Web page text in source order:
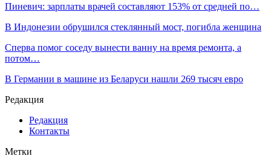
Пиневич: зарплаты врачей составляют 153% от средней по…
В Индонезии обрушился стеклянный мост, погибла женщина
Сперва помог соседу вынести ванну на время ремонта, а
потом…
В Германии в машине из Беларуси нашли 269 тысяч евро
Редакция
Редакция
Контакты
Метки